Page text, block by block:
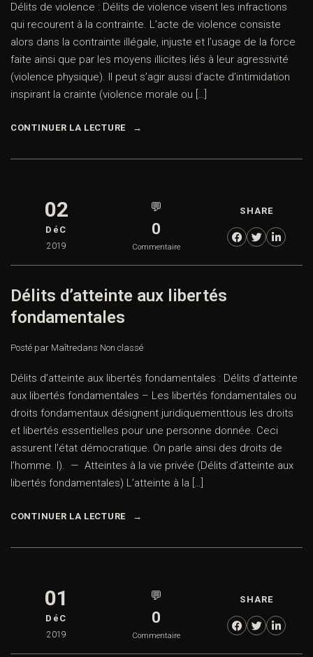
Délits de violence : Délits de violence visent les infractions
qui recourent à la contrainte. L’acte de violence consiste
alors dans la contrainte illégale, injuste et l’usage de la force
faite ainsi que par les moyens illicites liés à leur agressivité
(violence physique). Il peut s’agir aussi d’acte d’intimidation
inspirant la crainte (violence morale ou […]
CONTINUER LA LECTURE
02
DéC
2019
💬
0
Commentaire
SHARE
Délits d’atteinte aux libertés
fondamentales
Posté par Maîtredans Non classé
Délits d’atteinte aux libertés fondamentales : Délits d’atteinte
aux libertés fondamentales – Les libertés fondamentales ou
droits fondamentaux désignent juridiquementtous les droits
et libertés essentielles pour une personne donnée. Ceci
assurent l’état démocratique. On parle ainsi des droits de
l’homme. I). — Atteintes à la vie privée (Délits d’atteinte aux
libertés fondamentales) L’atteinte à la […]
CONTINUER LA LECTURE
01
DéC
2019
💬
0
Commentaire
SHARE